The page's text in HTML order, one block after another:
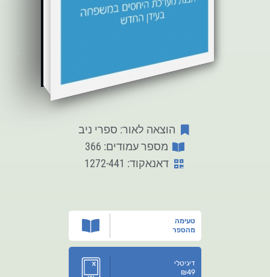
הוצאה לאור: ספרי ניב
מספר עמודים: 366
דאנאקוד: 1272-441
טעימה
מהספר
דיגיטלי
₪49